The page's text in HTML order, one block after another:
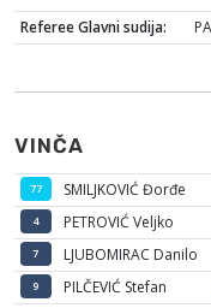
Referee Glavni sudija:
VINČA
77 SMILJKOVIĆ Đorđe
4 PETROVIĆ Veljko
7 LJUBOMIRAC Danilo
9 PILČEVIĆ Stefan